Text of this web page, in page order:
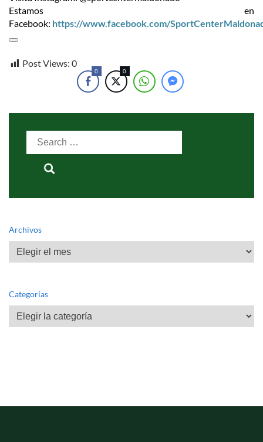
Estamos en
Facebook: https://www.facebook.com/
Post Views: 0
0 0
Search
Archivos
Archivos
Categorías
Categorías